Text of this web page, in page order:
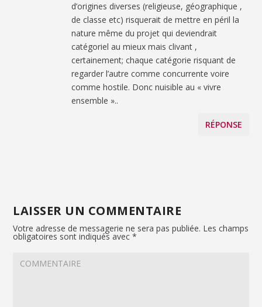
d’origines diverses (religieuse, géographique ,
de classe etc) risquerait de mettre en péril la
nature même du projet qui deviendrait
catégoriel au mieux mais clivant ,
certainement; chaque catégorie risquant de
regarder l’autre comme concurrente voire
comme hostile. Donc nuisible au « vivre
ensemble »..
RÉPONSE
LAISSER UN COMMENTAIRE
Votre adresse de messagerie ne sera pas publiée. Les champs
obligatoires sont indiqués avec*